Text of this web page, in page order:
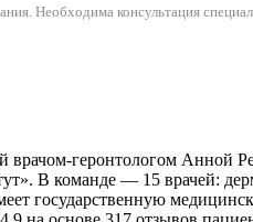
Необходима консультация
геронтологом Анной
В команде — 15 врачей:
государственную